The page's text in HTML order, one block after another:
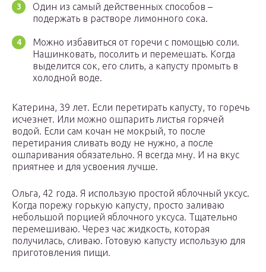
Один из самый действенных способов –
подержать в растворе лимонного сока.
Можно избавиться от горечи с помощью соли.
Нашинковать, посолить и перемешать. Когда
выделится сок, его слить, а капусту промыть в
холодной воде.
Катерина, 39 лет. Если перетирать капусту, то горечь
исчезнет. Или можно ошпарить листья горячей
водой. Если сам кочан не мокрый, то после
перетирания сливать воду не нужно, а после
ошпаривания обязательно. Я всегда мну. И на вкус
приятнее и для усвоения лучше.
Ольга, 42 года. Я использую простой яблочный уксус.
Когда порежу горькую капусту, просто заливаю
небольшой порцией яблочного уксуса. Тщательно
перемешиваю. Через час жидкость, которая
получилась, сливаю. Готовую капусту использую для
приготовления пищи.